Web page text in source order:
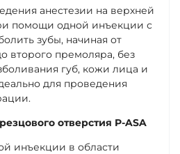
анестезии на верхней
помощи одной инъекции с
зубы, начиная от
второго премоляра, без
губ, кожи лица и
для проведения
отверстия P-ASA
инъекции в области